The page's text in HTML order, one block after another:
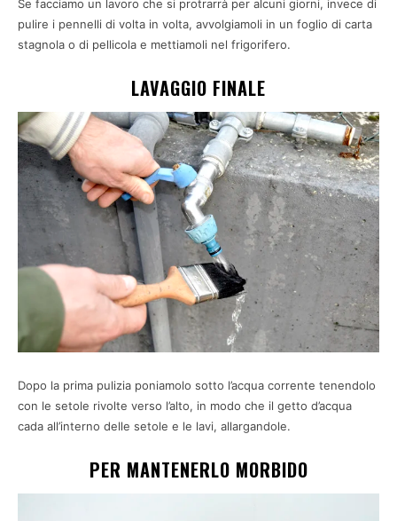
Se facciamo un lavoro che si protrarrà per alcuni giorni, invece di
pulire i pennelli di volta in volta, avvolgiamoli in un foglio di carta
stagnola o di pellicola e mettiamoli nel frigorifero.
LAVAGGIO FINALE
Dopo la prima pulizia poniamolo sotto l’acqua corrente tenendolo
con le setole rivolte verso l’alto, in modo che il getto d’acqua
cada all’interno delle setole e le lavi, allargandole.
PER MANTENERLO MORBIDO